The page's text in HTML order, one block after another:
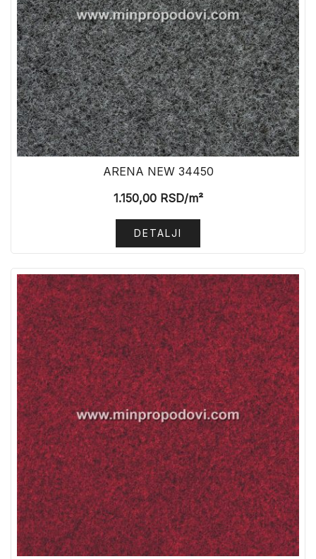
ARENA NEW 34450
1.150,00RSD/m²
DETALJI